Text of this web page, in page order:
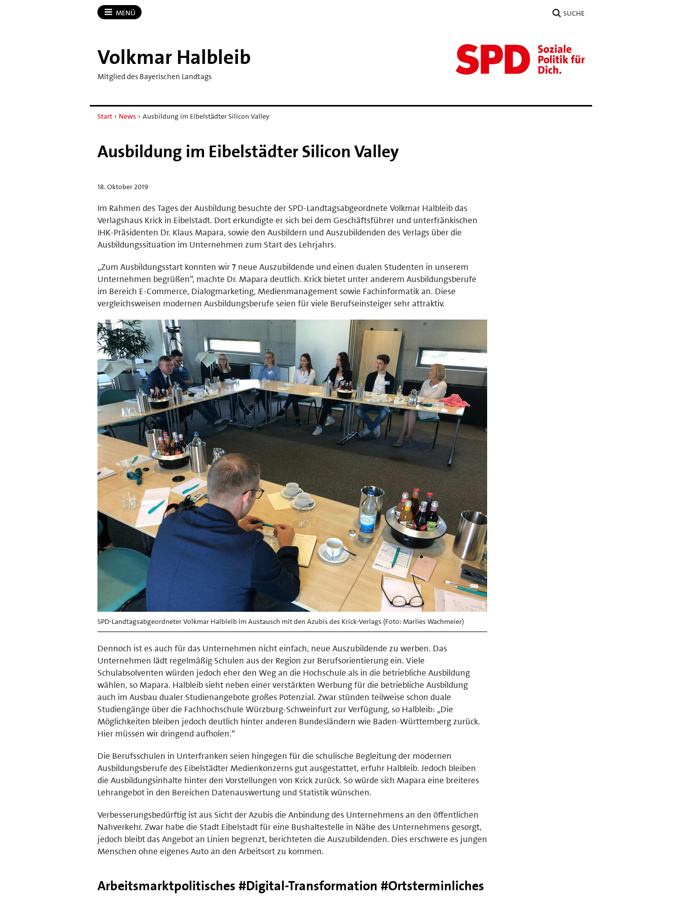
MENÜ SUCHE
Volkmar Halbleib
Mitglied des Bayerischen Landtags
Start › News › Ausbildung im Eibelstädter Silicon Valley
Ausbildung im Eibelstädter Silicon Valley
18. Oktober 2019
Im Rahmen des Tages der Ausbildung besuchte der SPD-Landtagsabgeordnete Volkmar Halbleib das
Verlagshaus Krick in Eibelstadt. Dort erkundigte er sich bei dem Geschäftsführer und unterfränkischen
IHK-Präsidenten Dr. Klaus Mapara, sowie den Ausbildern und Auszubildenden des Verlags über die
Ausbildungssituation im Unternehmen zum Start des Lehrjahrs.
„Zum Ausbildungsstart konnten wir 7 neue Auszubildende und einen dualen Studenten in unserem
Unternehmen begrüßen“, machte Dr. Mapara deutlich. Krick bietet unter anderem Ausbildungsberufe
im Bereich E-Commerce, Dialogmarketing, Medienmanagement sowie Fachinformatik an. Diese
vergleichsweisen modernen Ausbildungsberufe seien für viele Berufseinsteiger sehr attraktiv.
SPD-Landtagsabgeordneter Volkmar Halbleib im Austausch mit den Azubis des Krick-Verlags (Foto: Marlies Wachmeier)
Dennoch ist es auch für das Unternehmen nicht einfach, neue Auszubildende zu werben. Das
Unternehmen lädt regelmäßig Schulen aus der Region zur Berufsorientierung ein. Viele
Schulabsolventen würden jedoch eher den Weg an die Hochschule als in die betriebliche Ausbildung
wählen, so Mapara. Halbleib sieht neben einer verstärkten Werbung für die betriebliche Ausbildung
auch im Ausbau dualer Studienangebote großes Potenzial. Zwar stünden teilweise schon duale
Studiengänge über die Fachhochschule Würzburg-Schweinfurt zur Verfügung, so Halbleib: „Die
Möglichkeiten bleiben jedoch deutlich hinter anderen Bundesländern wie Baden-Württemberg zurück.
Hier müssen wir dringend aufholen.“
Die Berufsschulen in Unterfranken seien hingegen für die schulische Begleitung der modernen
Ausbildungsberufe des Eibelstädter Medienkonzerns gut ausgestattet, erfuhr Halbleib. Jedoch bleiben
die Ausbildungsinhalte hinter den Vorstellungen von Krick zurück. So würde sich Mapara eine breiteres
Lehrangebot in den Bereichen Datenauswertung und Statistik wünschen.
Verbesserungsbedürftig ist aus Sicht der Azubis die Anbindung des Unternehmens an den öffentlichen
Nahverkehr. Zwar habe die Stadt Eibelstadt für eine Bushaltestelle in Nähe des Unternehmens gesorgt,
jedoch bleibt das Angebot an Linien begrenzt, berichteten die Auszubildenden. Dies erschwere es jungen
Menschen ohne eigenes Auto an den Arbeitsort zu kommen.
Arbeitsmarktpolitisches #Digital-Transformation #Ortsterminliches